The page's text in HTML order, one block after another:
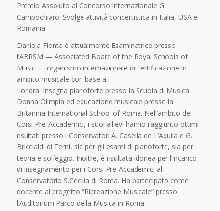
Premio Assoluto al Concorso Internazionale G.
Campochiaro. Svolge attività concertistica in Italia, USA e
Romania.
Daniela Flonta è attualmente Esaminatrice presso
l’ABRSM — Associated Board of the Royal Schools of
Music — organismo internazionale di certificazione in
ambito musicale con base a
Londra. Insegna pianoforte presso la Scuola di Musica
Donna Olimpia ed educazione musicale presso la
Britannia International School of Rome. Nell’ambito dei
Corsi Pre-Accademici, i suoi allievi hanno raggiunto ottimi
risultati presso i Conservatori A. Casella de L’Aquila e G.
Briccialdi di Terni, sia per gli esami di pianoforte, sia per
teoria e solfeggio. Inoltre, è risultata idonea per l’incarico
di insegnamento per i Corsi Pre-Accademici al
Conservatorio S.Cecilia di Roma. Ha partecipato come
docente al progetto “Ricreazione Musicale” presso
l’Auditorium Parco della Musica in Roma.